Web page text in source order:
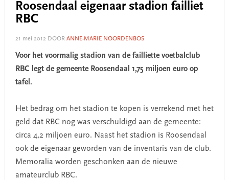
Roosendaal eigenaar stadion failliet
RBC
21 mei 2012DOOR ANNE-MARIE NOORDENBOS
Voor het voormalig stadion van de failliette voetbalclub
RBC legt de gemeente Roosendaal 1,75 miljoen euro op
tafel.
Het bedrag om het stadion te kopen is verrekend met het
geld dat RBC nog was verschuldigd aan de gemeente:
circa 4,2 miljoen euro. Naast het stadion is Roosendaal
ook de eigenaar geworden van de inventaris van de club.
Memoralia worden geschonken aan de nieuwe
amateurclub RBC.